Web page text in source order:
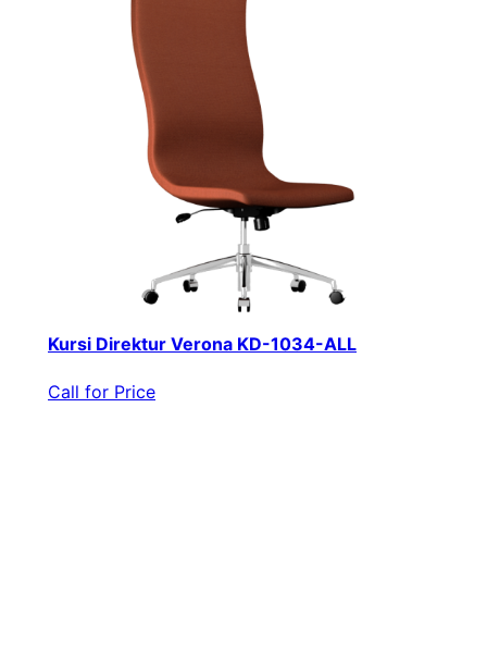
Kursi Direktur Verona KD-1034-ALL
Call for Price